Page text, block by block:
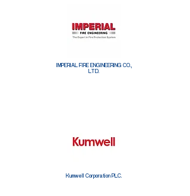
IMPERIAL FIRE ENGINEERING CO.,
LTD.
Kumwell Corporation PLC.